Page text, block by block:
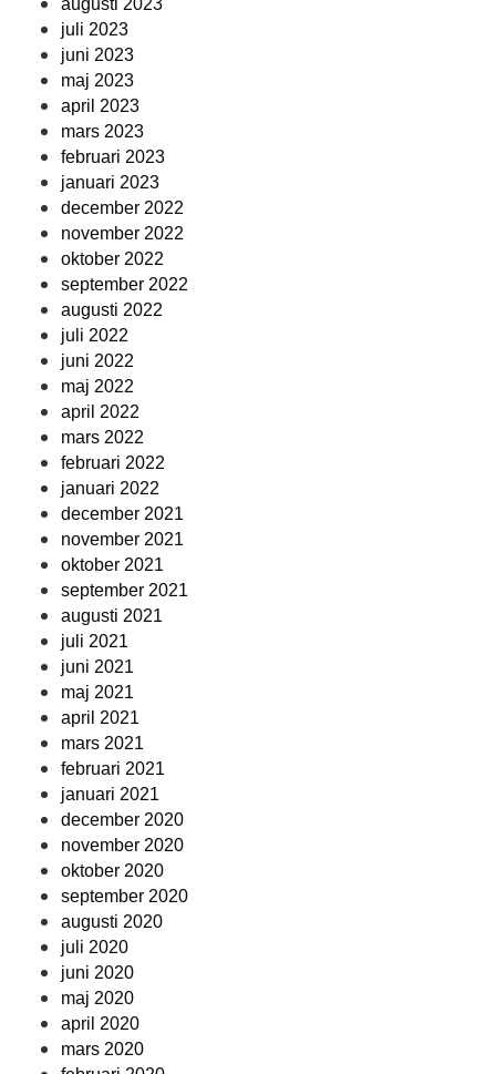
augusti 2023
juli 2023
juni 2023
maj 2023
april 2023
mars 2023
februari 2023
januari 2023
december 2022
november 2022
oktober 2022
september 2022
augusti 2022
juli 2022
juni 2022
maj 2022
april 2022
mars 2022
februari 2022
januari 2022
december 2021
november 2021
oktober 2021
september 2021
augusti 2021
juli 2021
juni 2021
maj 2021
april 2021
mars 2021
februari 2021
januari 2021
december 2020
november 2020
oktober 2020
september 2020
augusti 2020
juli 2020
juni 2020
maj 2020
april 2020
mars 2020